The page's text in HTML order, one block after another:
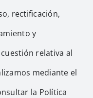
rectificación,
y
relativa al
mediante el
la Política